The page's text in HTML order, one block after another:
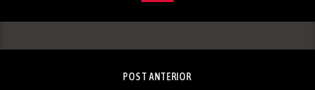
POST ANTERIOR